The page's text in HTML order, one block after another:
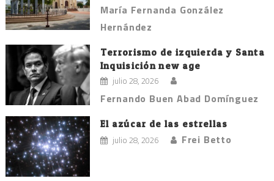
María Fernanda González
Hernández
Terrorismo de izquierda y Santa
Inquisición new age
julio 28, 2026
Fernando Buen Abad Domínguez
El azúcar de las estrellas
julio 28, 2026 Frei Betto